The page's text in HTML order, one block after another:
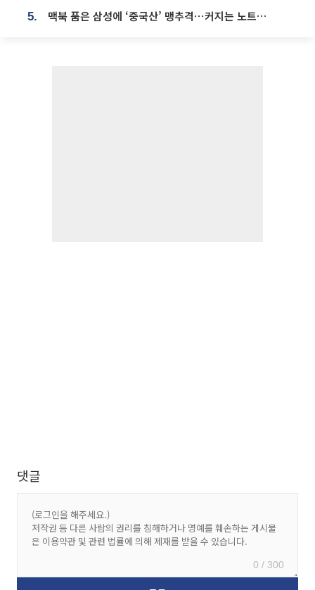
5. 맥북 품은 삼성에 ‘중국산’ 맹추격⋯커지는 노트북 OLED 시장
댓글
0 / 300